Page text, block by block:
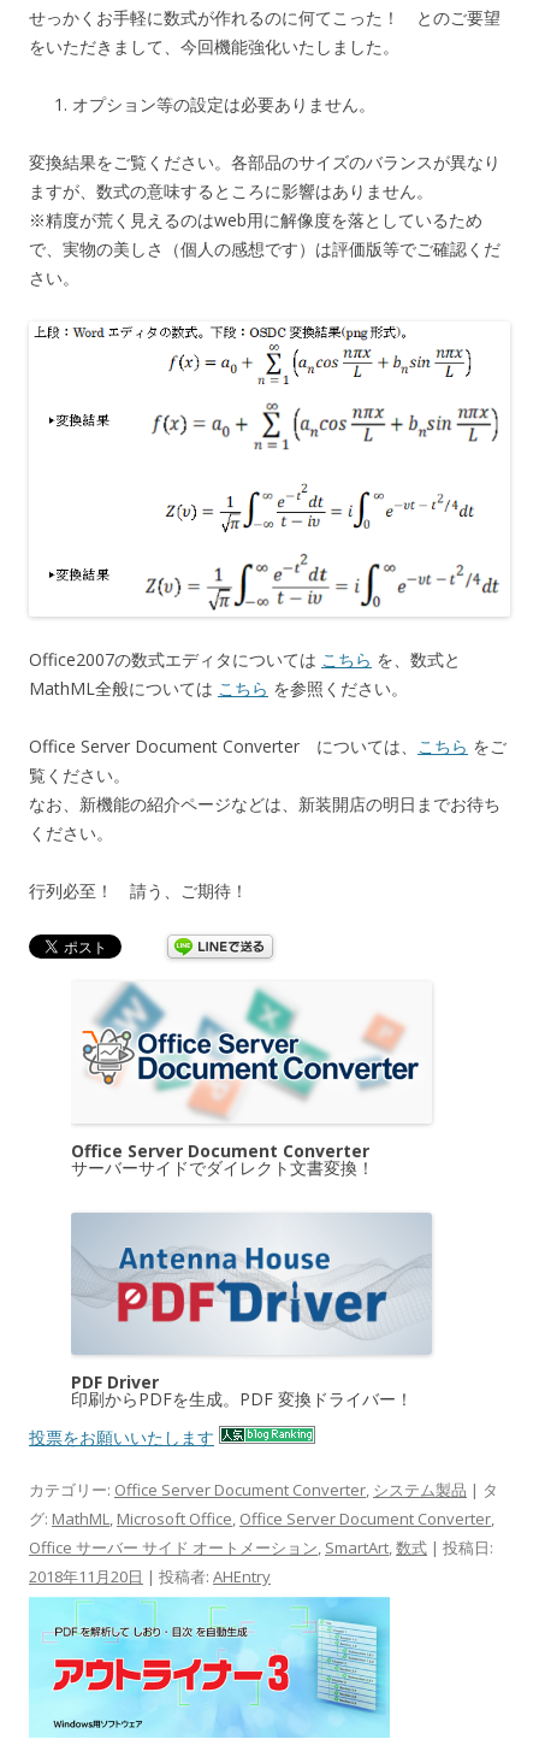
せっかくお手軽に数式が作れるのに何てこった！ とのご要望
をいただきまして、今回機能強化いたしました。
オプション等の設定は必要ありません。
変換結果をご覧ください。各部品のサイズのバランスが異なり
ますが、数式の意味するところに影響はありません。
※精度が荒く見えるのはweb用に解像度を落としているため
で、実物の美しさ（個人の感想です）は評価版等でご確認くだ
さい。
Office2007の数式エディタについては こちら を、数式と
MathML全般については こちら を参照ください。
Office Server Document Converter については、 こちら をご
覧ください。
なお、新機能の紹介ページなどは、新装開店の明日までお待ち
ください。
行列必至！ 請う、ご期待！
Office Server Document Converter
サーバーサイドでダイレクト文書変換！
PDF Driver
印刷からPDFを生成。PDF 変換ドライバー！
投票をお願いいたします
カテゴリー: Office Server Document Converter, システム製品 | タ
グ: MathML, Microsoft Office, Office Server Document Converter,
Office サーバー サイド オートメーション, SmartArt,数式 | 投稿日:
2018年11月20日 | 投稿者: AHEntry